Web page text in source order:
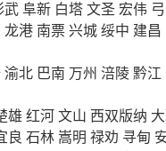
武阜新 白塔文圣宏伟
龙港 南票兴城绥中 建昌
渝北 巴南 万州 涪陵黔江
雄 红河文山 西双版纳
良 石林嵩明 禄劝 寻甸